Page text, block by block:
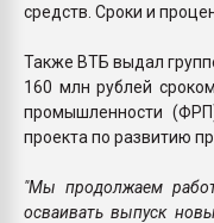
средств. Сроки и
Также ВТБ выдал
160 млн рублей
промышленности
проекта по развитию
"Мы продолжаем
осваивать выпуск